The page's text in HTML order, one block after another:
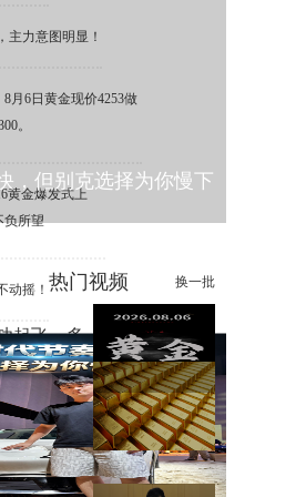
主力意图明显！
月6日黄金现价4253做
。
黄金爆发式上
负所望
动摇！ 热门视频 换一批
，但别克选择为你慢下
起飞，多
，总比低